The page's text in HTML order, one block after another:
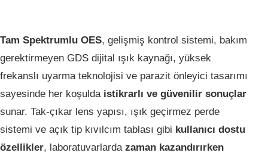
Tam Spektrumlu OES, gelişmiş kontrol sistemi, bakım
gerektirmeyen GDS dijital ışık kaynağı, yüksek
frekanslı uyarma teknolojisi ve parazit önleyici tasarımı
sayesinde her koşulda istikrarlı ve güvenilir sonuçlar
sunar. Tak-çıkar lens yapısı, ışık geçirmez perde
sistemi ve açık tip kıvılcım tablası gibi kullanıcı dostu
özellikler, laboratuvarlarda zaman kazandırırken